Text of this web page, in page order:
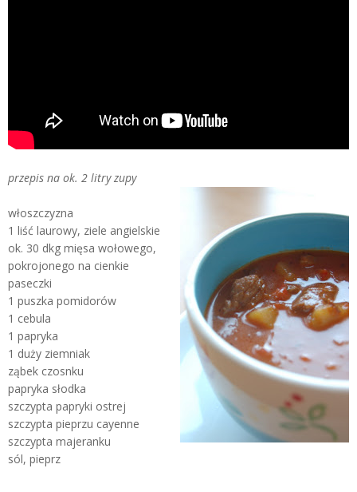
przepis na ok. 2 litry zupy
włoszczyzna
1 liść laurowy, ziele angielskie
ok. 30 dkg mięsa wołowego,
pokrojonego na cienkie
paseczki
1 puszka pomidorów
1 cebula
1 papryka
1 duży ziemniak
ząbek czosnku
papryka słodka
szczypta papryki ostrej
szczypta pieprzu cayenne
szczypta majeranku
sól, pieprz